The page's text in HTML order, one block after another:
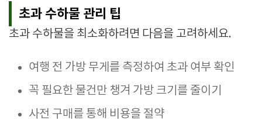
초과 수하물 관리 팁
초과 수하물을 최소화하려면 다음을 고려하세요.
여행 전 가방 무게를 측정하여 초과 여부 확인
꼭 필요한 물건만 챙겨 가방 크기를 줄이기
사전 구매를 통해 비용을 절약